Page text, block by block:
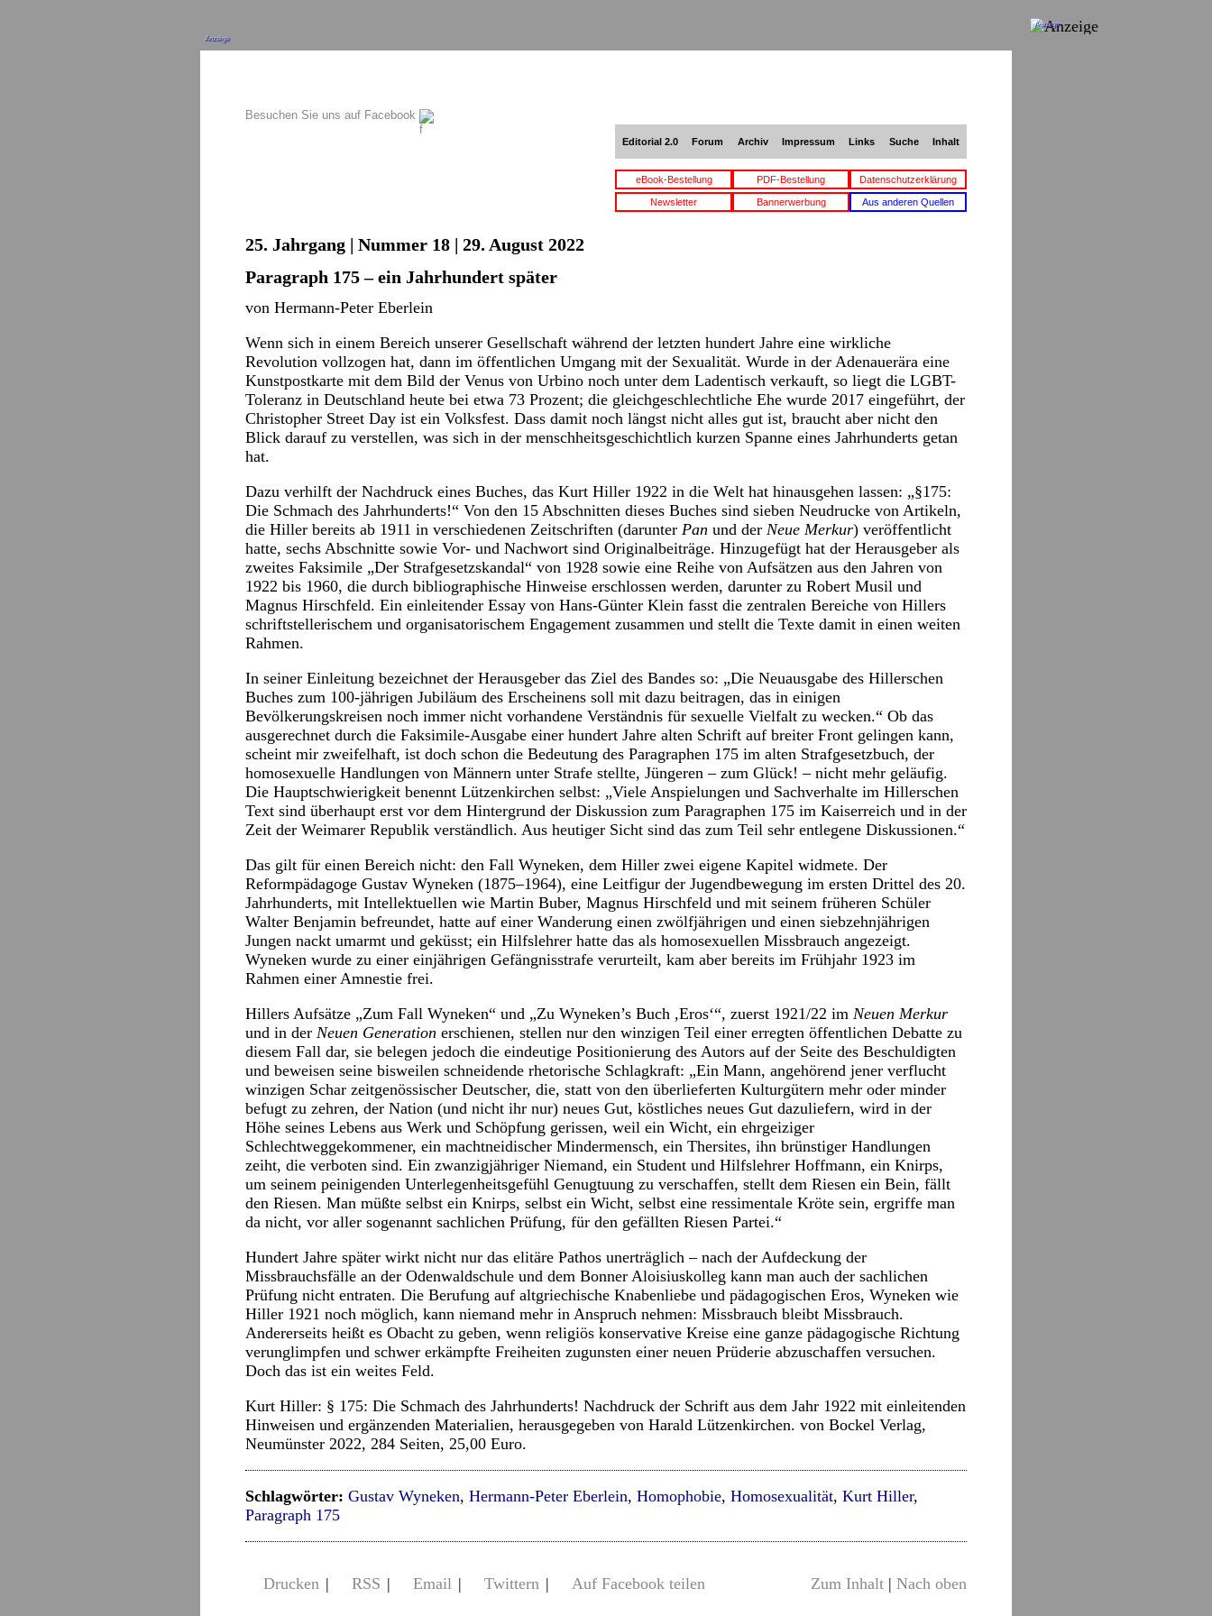
Anzeige
Besuchen Sie uns auf Facebook
Editorial 2.0 Forum Archiv Impressum Links Suche Inhalt
eBook-Bestellung PDF-Bestellung Datenschutzerklärung
Newsletter Bannerwerbung Aus anderen Quellen
25. Jahrgang | Nummer 18 | 29. August 2022
Paragraph 175 – ein Jahrhundert später
von Hermann-Peter Eberlein
Wenn sich in einem Bereich unserer Gesellschaft während der letzten hundert Jahre eine wirkliche
Revolution vollzogen hat, dann im öffentlichen Umgang mit der Sexualität. Wurde in der Adenauerära eine
Kunstpostkarte mit dem Bild der Venus von Urbino noch unter dem Ladentisch verkauft, so liegt die LGBT-
Toleranz in Deutschland heute bei etwa 73 Prozent; die gleichgeschlechtliche Ehe wurde 2017 eingeführt, der
Christopher Street Day ist ein Volksfest. Dass damit noch längst nicht alles gut ist, braucht aber nicht den
Blick darauf zu verstellen, was sich in der menschheitsgeschichtlich kurzen Spanne eines Jahrhunderts getan
hat.
Dazu verhilft der Nachdruck eines Buches, das Kurt Hiller 1922 in die Welt hat hinausgehen lassen: „§175:
Die Schmach des Jahrhunderts!“ Von den 15 Abschnitten dieses Buches sind sieben Neudrucke von Artikeln,
die Hiller bereits ab 1911 in verschiedenen Zeitschriften (darunter Pan und der Neue Merkur) veröffentlicht
hatte, sechs Abschnitte sowie Vor- und Nachwort sind Originalbeiträge. Hinzugefügt hat der Herausgeber als
zweites Faksimile „Der Strafgesetzskandal“ von 1928 sowie eine Reihe von Aufsätzen aus den Jahren von
1922 bis 1960, die durch bibliographische Hinweise erschlossen werden, darunter zu Robert Musil und
Magnus Hirschfeld. Ein einleitender Essay von Hans-Günter Klein fasst die zentralen Bereiche von Hillers
schriftstellerischem und organisatorischem Engagement zusammen und stellt die Texte damit in einen weiten
Rahmen.
In seiner Einleitung bezeichnet der Herausgeber das Ziel des Bandes so: „Die Neuausgabe des Hillerschen
Buches zum 100-jährigen Jubiläum des Erscheinens soll mit dazu beitragen, das in einigen
Bevölkerungskreisen noch immer nicht vorhandene Verständnis für sexuelle Vielfalt zu wecken.“ Ob das
ausgerechnet durch die Faksimile-Ausgabe einer hundert Jahre alten Schrift auf breiter Front gelingen kann,
scheint mir zweifelhaft, ist doch schon die Bedeutung des Paragraphen 175 im alten Strafgesetzbuch, der
homosexuelle Handlungen von Männern unter Strafe stellte, Jüngeren – zum Glück! – nicht mehr geläufig.
Die Hauptschwierigkeit benennt Lützenkirchen selbst: „Viele Anspielungen und Sachverhalte im Hillerschen
Text sind überhaupt erst vor dem Hintergrund der Diskussion zum Paragraphen 175 im Kaiserreich und in der
Zeit der Weimarer Republik verständlich. Aus heutiger Sicht sind das zum Teil sehr entlegene Diskussionen.“
Das gilt für einen Bereich nicht: den Fall Wyneken, dem Hiller zwei eigene Kapitel widmete. Der
Reformpädagoge Gustav Wyneken (1875–1964), eine Leitfigur der Jugendbewegung im ersten Drittel des 20.
Jahrhunderts, mit Intellektuellen wie Martin Buber, Magnus Hirschfeld und mit seinem früheren Schüler
Walter Benjamin befreundet, hatte auf einer Wanderung einen zwölfjährigen und einen siebzehnjährigen
Jungen nackt umarmt und geküsst; ein Hilfslehrer hatte das als homosexuellen Missbrauch angezeigt.
Wyneken wurde zu einer einjährigen Gefängnisstrafe verurteilt, kam aber bereits im Frühjahr 1923 im
Rahmen einer Amnestie frei.
Hillers Aufsätze „Zum Fall Wyneken“ und „Zu Wyneken’s Buch ,Eros‘“, zuerst 1921/22 im Neuen Merkur
und in der Neuen Generation erschienen, stellen nur den winzigen Teil einer erregten öffentlichen Debatte zu
diesem Fall dar, sie belegen jedoch die eindeutige Positionierung des Autors auf der Seite des Beschuldigten
und beweisen seine bisweilen schneidende rhetorische Schlagkraft: „Ein Mann, angehörend jener verflucht
winzigen Schar zeitgenössischer Deutscher, die, statt von den überlieferten Kulturgütern mehr oder minder
befugt zu zehren, der Nation (und nicht ihr nur) neues Gut, köstliches neues Gut dazuliefern, wird in der
Höhe seines Lebens aus Werk und Schöpfung gerissen, weil ein Wicht, ein ehrgeiziger
Schlechtweggekommener, ein machtneidischer Mindermensch, ein Thersites, ihn brünstiger Handlungen
zeiht, die verboten sind. Ein zwanzigjähriger Niemand, ein Student und Hilfslehrer Hoffmann, ein Knirps,
um seinem peinigenden Unterlegenheitsgefühl Genugtuung zu verschaffen, stellt dem Riesen ein Bein, fällt
den Riesen. Man müßte selbst ein Knirps, selbst ein Wicht, selbst eine ressimentale Kröte sein, ergriffe man
da nicht, vor aller sogenannt sachlichen Prüfung, für den gefällten Riesen Partei.“
Hundert Jahre später wirkt nicht nur das elitäre Pathos unerträglich – nach der Aufdeckung der
Missbrauchsfälle an der Odenwaldschule und dem Bonner Aloisiuskolleg kann man auch der sachlichen
Prüfung nicht entraten. Die Berufung auf altgriechische Knabenliebe und pädagogischen Eros, Wyneken wie
Hiller 1921 noch möglich, kann niemand mehr in Anspruch nehmen: Missbrauch bleibt Missbrauch.
Andererseits heißt es Obacht zu geben, wenn religiös konservative Kreise eine ganze pädagogische Richtung
verunglimpfen und schwer erkämpfte Freiheiten zugunsten einer neuen Prüderie abzuschaffen versuchen.
Doch das ist ein weites Feld.
Kurt Hiller: § 175: Die Schmach des Jahrhunderts! Nachdruck der Schrift aus dem Jahr 1922 mit einleitenden
Hinweisen und ergänzenden Materialien, herausgegeben von Harald Lützenkirchen. von Bockel Verlag,
Neumünster 2022, 284 Seiten, 25,00 Euro.
Schlagwörter: Gustav Wyneken, Hermann-Peter Eberlein, Homophobie, Homosexualität, Kurt Hiller,
Paragraph 175
Drucken | RSS | Email | Twittern | Auf Facebook teilen Zum Inhalt | Nach oben
Anzeige